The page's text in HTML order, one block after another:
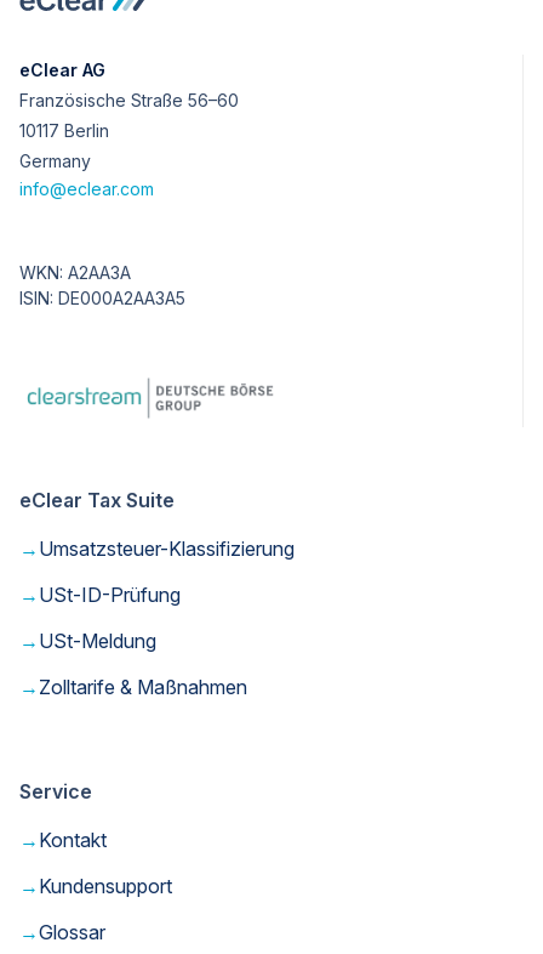
eClear AG
Französische Straße 56–60
10117 Berlin
Germany
info@eclear.com
WKN: A2AA3A
ISIN: DE000A2AA3A5
eClear Tax Suite
→ Umsatzsteuer-Klassifizierung
→ USt-ID-Prüfung
→ USt-Meldung
→ Zolltarife & Maßnahmen
Service
→ Kontakt
→ Kundensupport
→Glossar